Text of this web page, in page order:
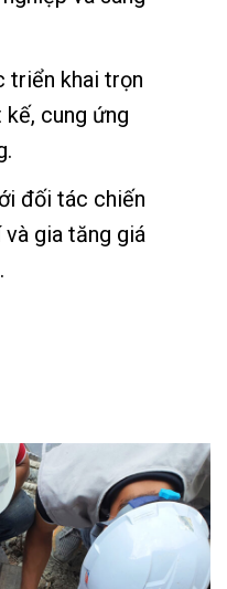
triển khai trọn
cung ứng
đối tác chiến
gia tăng giá